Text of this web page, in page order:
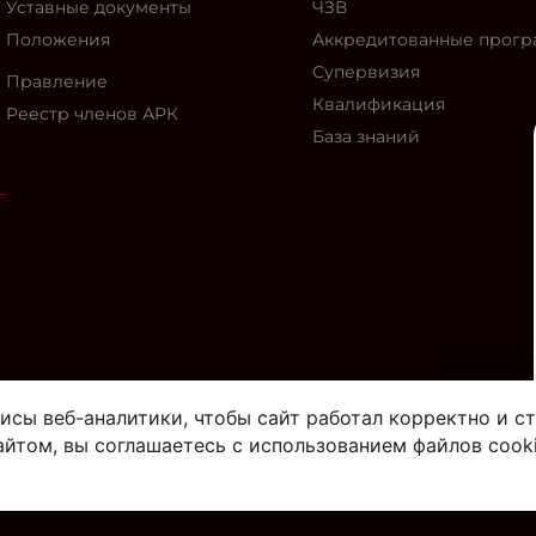
Уставные документы
Положения
Правление
Реестр членов АРК
ЧЗВ
Аккредитованные
Супервизия
Квалификация
База знаний
веб-аналитики, чтобы сайт работал корректно и
вы соглашаетесь с использованием файлов